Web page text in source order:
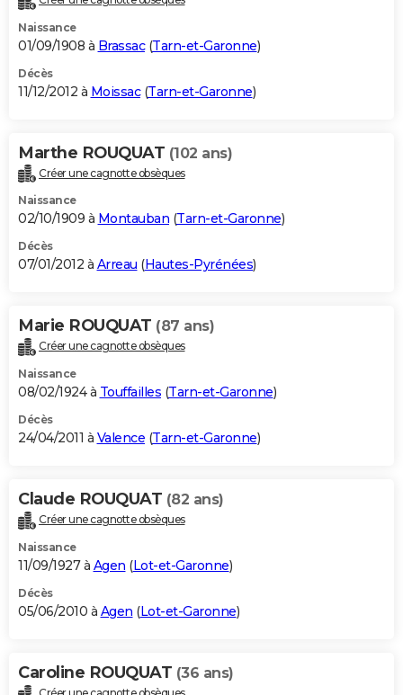
Naissance
01/09/1908 à Brassac(Tarn-et-Garonne)
Décès
11/12/2012 à Moissac(Tarn-et-Garonne)
Marthe ROUQUAT (102 ans)
Créer une cagnotte obsèques
Naissance
02/10/1909 à Montauban (Tarn-et-Garonne)
Décès
07/01/2012 à Arreau (Hautes-Pyrénées)
Marie ROUQUAT (87 ans)
Créer une cagnotte obsèques
Naissance
08/02/1924 à Touffailles (Tarn-et-Garonne)
Décès
24/04/2011 à Valence (Tarn-et-Garonne)
Claude ROUQUAT (82 ans)
Créer une cagnotte obsèques
Naissance
11/09/1927 à Agen (Lot-et-Garonne)
Décès
05/06/2010 à Agen (Lot-et-Garonne)
Caroline ROUQUAT (36 ans)